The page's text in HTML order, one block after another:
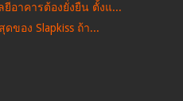
ยีอาคารต้องยั่งยืน ตั้งแ...
ดของ Slapkiss ถ้า...